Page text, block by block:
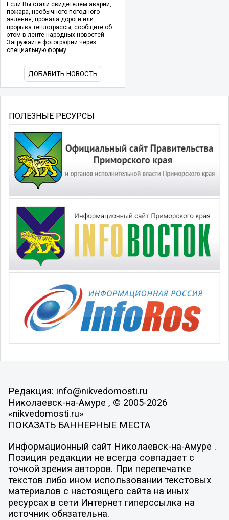
Если Вы стали свидетелем аварии,
пожара, необычного погодного
явления, провала дороги или
прорыва теплотрассы, сообщите об
этом в ленте народных новостей.
Загружайте фотографии через
специальную форму.
ДОБАВИТЬ НОВОСТЬ
ПОЛЕЗНЫЕ РЕСУРСЫ
Редакция: info@nikvedomosti.ru
Николаевск-на-Амуре , © 2005-2026
«nikvedomosti.ru»
ПОКАЗАТЬ БАННЕРНЫЕ МЕСТА
Информационный сайт Николаевск-на-Амуре .
Позиция редакции не всегда совпадает с
точкой зрения авторов. При перепечатке
текстов либо ином использовании текстовых
материалов с настоящего сайта на иных
ресурсах в сети Интернет гиперссылка на
источник обязательна.